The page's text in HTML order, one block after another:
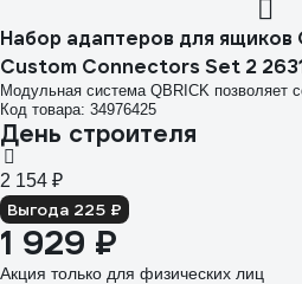
Набор адаптеров для ящиков
Custom Connectors Set 2
Модульная система QBRICK позволяет
Код товара: 34976425
День строителя
2 154 ₽
Выгода 225 ₽
1 929 ₽
Акция только для физических лиц